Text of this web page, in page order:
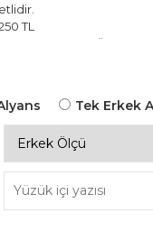
TL
150 TL Sabit Ücret ile
Tek Erkek